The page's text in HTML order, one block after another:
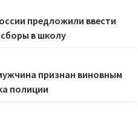
предложили ввести
в школу
признан виновным
полиции